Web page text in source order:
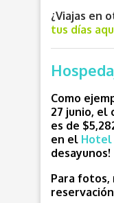
¿Viajas en
tus días
Como
27 junio,
es de
en el Hotel
desayunos!
Para fotos,
reservación